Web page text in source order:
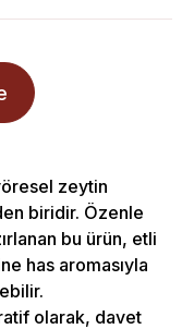
zeytin
biridir. Özenle
bu ürün, etli
has aromasıyla
olarak, davet